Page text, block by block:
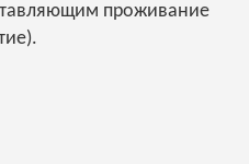
проживание